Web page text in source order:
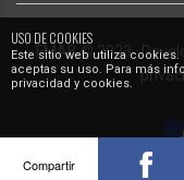
USO DE COOKIES
Este sitio web utiliza
aceptas su uso. Para más
privacidad y cookies.
FMAB© 2023·
Compartir